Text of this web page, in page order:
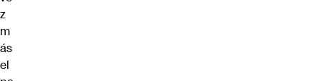
z
m
ás
el